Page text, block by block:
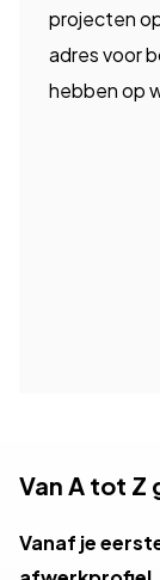
projecten
adres voor
hebben op
Van A tot Z
Vanaf je